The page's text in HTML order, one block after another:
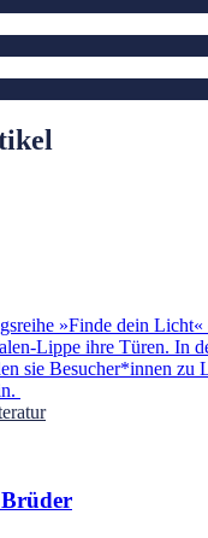
»Finde dein
Lippe ihre Türen. In
sie Besucher*innen zu